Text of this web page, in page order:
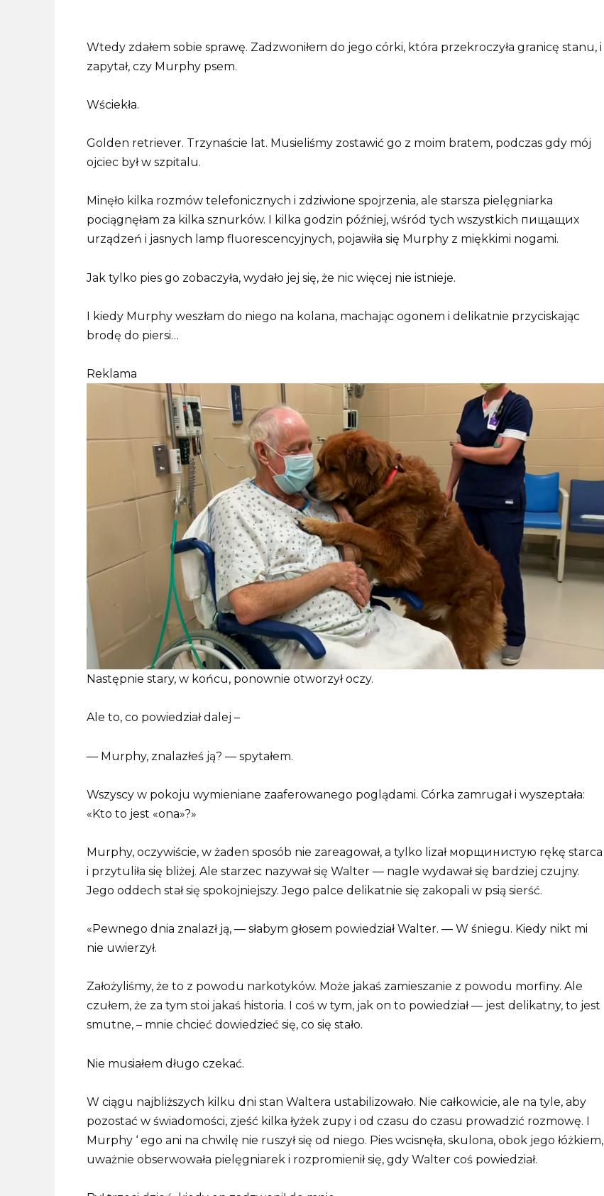
Wtedy zdałem sobie sprawę. Zadzwoniłem do jego córki, która przekroczyła granicę stanu, i
zapytał, czy Murphy psem.
Wściekła.
Golden retriever. Trzynaście lat. Musieliśmy zostawić go z moim bratem, podczas gdy mój
ojciec był w szpitalu.
Minęło kilka rozmów telefonicznych i zdziwione spojrzenia, ale starsza pielęgniarka
pociągnęłam za kilka sznurków. I kilka godzin później, wśród tych wszystkich пищащих
urządzeń i jasnych lamp fluorescencyjnych, pojawiła się Murphy z miękkimi nogami.
Jak tylko pies go zobaczyła, wydało jej się, że nic więcej nie istnieje.
I kiedy Murphy weszłam do niego na kolana, machając ogonem i delikatnie przyciskając
brodę do piersi…
Reklama
Następnie stary, w końcu, ponownie otworzył oczy.
Ale to, co powiedział dalej –
— Murphy, znalazłeś ją? — spytałem.
Wszyscy w pokoju wymieniane zaaferowanego poglądami. Córka zamrugał i wyszeptała:
«Kto to jest «ona»?»
Murphy, oczywiście, w żaden sposób nie zareagował, a tylko lizał морщинистую rękę starca
i przytuliła się bliżej. Ale starzec nazywał się Walter — nagle wydawał się bardziej czujny.
Jego oddech stał się spokojniejszy. Jego palce delikatnie się zakopali w psią sierść.
«Pewnego dnia znalazł ją, — słabym głosem powiedział Walter. — W śniegu. Kiedy nikt mi
nie uwierzył.
Założyliśmy, że to z powodu narkotyków. Może jakaś zamieszanie z powodu morfiny. Ale
czułem, że za tym stoi jakaś historia. I coś w tym, jak on to powiedział — jest delikatny, to jest
smutne, – mnie chcieć dowiedzieć się, co się stało.
Nie musiałem długo czekać.
W ciągu najbliższych kilku dni stan Waltera ustabilizowało. Nie całkowicie, ale na tyle, aby
pozostać w świadomości, zjeść kilka łyżek zupy i od czasu do czasu prowadzić rozmowę. I
Murphy ‘ ego ani na chwilę nie ruszył się od niego. Pies wcisnęła, skulona, obok jego łóżkiem,
uważnie obserwowała pielęgniarek i rozpromienił się, gdy Walter coś powiedział.